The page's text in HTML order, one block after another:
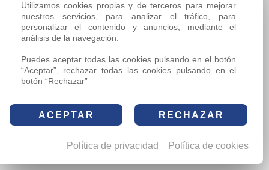
Utilizamos cookies propias y de terceros para mejorar
nuestros servicios, para analizar el tráfico, para
personalizar el contenido y anuncios, mediante el
análisis de la navegación.
Puedes aceptar todas las cookies pulsando en el botón
“Aceptar”, rechazar todas las cookies pulsando en el
botón “Rechazar”
ACEPTAR RECHAZAR
Política de privacidad Política de cookies